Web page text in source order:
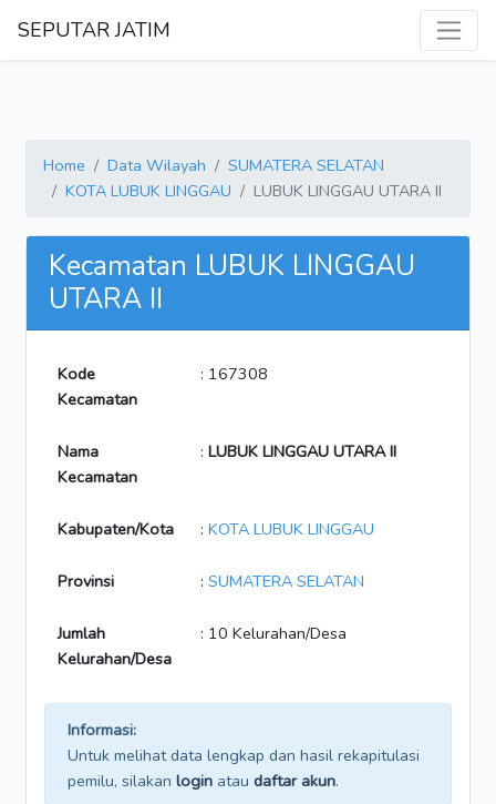
SEPUTAR JATIM
Home Data Wilayah
SUMATERA SELATAN
KOTA LUBUK LINGGAU
LUBUK LINGGAU UTARA II
Kecamatan LUBUK LINGGAU
UTARA II
Kode
Kecamatan
: 167308
Nama
Kecamatan
: LUBUK LINGGAU UTARA II
Kabupaten/Kota : KOTA LUBUK LINGGAU
Provinsi : SUMATERA SELATAN
Jumlah
Kelurahan/Desa
: 10 Kelurahan/Desa
Informasi:
Untuk melihat data lengkap dan hasil rekapitulasi
pemilu, silakan login atau daftar akun.